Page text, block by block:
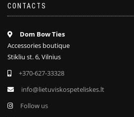
CONTACTS
Dom Bow Ties
Accessories boutique
Stikliu st. 6, Vilnius
+370-627-33328
info@lietuviskospeteliskes.lt
Follow us